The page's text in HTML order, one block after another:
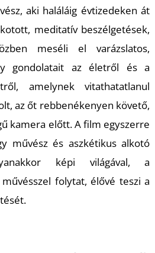
aki haláláig évtizedeken át
meditatív beszélgetések,
meséli el varázslatos,
gondolatait az életről és a
amelynek vitathatatlanul
az őt rebbenékenyen követő,
kamera előtt. A film egyszerre
művész és aszkétikus alkotó
képi világával, a
folytat, élővé teszi a